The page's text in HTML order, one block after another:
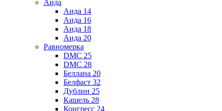
Аида
Аида 14
Аида 16
Аида 18
Аида 20
Равномерка
DMC 25
DMC 28
Беллана 20
Белфаст 32
Дублин 25
Кашель 28
Конгресс 24